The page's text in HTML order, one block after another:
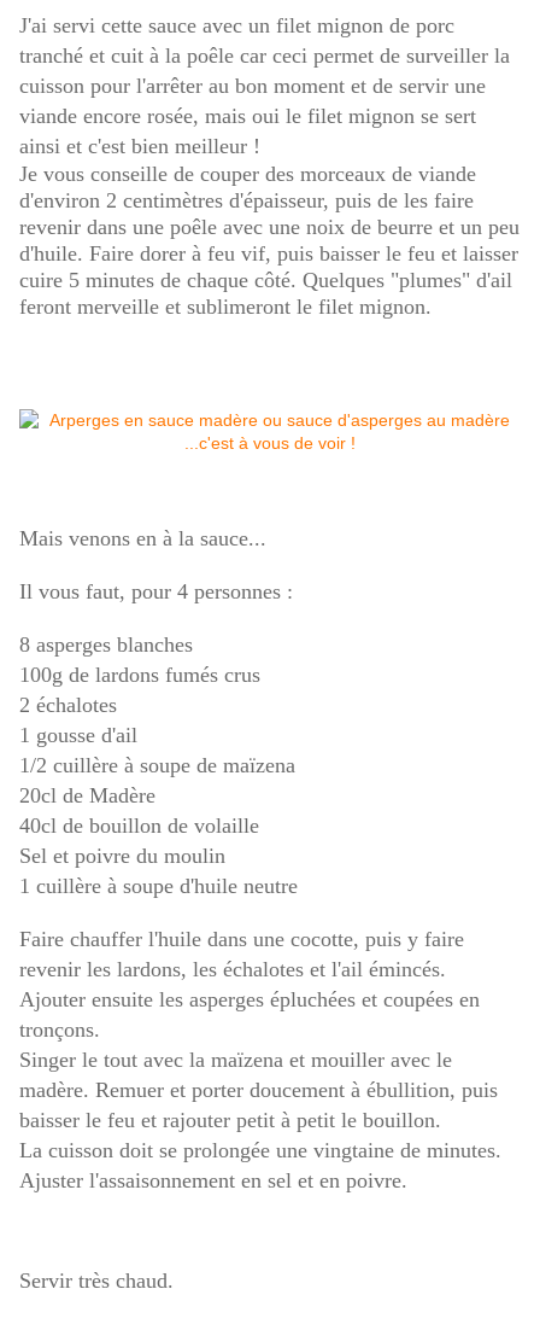
J'ai servi cette sauce avec un filet mignon de porc
tranché et cuit à la poêle car ceci permet de surveiller la
cuisson pour l'arrêter au bon moment et de servir une
viande encore rosée, mais oui le filet mignon se sert
ainsi et c'est bien meilleur !
Je vous conseille de couper des morceaux de viande
d'environ 2 centimètres d'épaisseur, puis de les faire
revenir dans une poêle avec une noix de beurre et un peu
d'huile. Faire dorer à feu vif, puis baisser le feu et laisser
cuire 5 minutes de chaque côté. Quelques "plumes" d'ail
feront merveille et sublimeront le filet mignon.
Mais venons en à la sauce...
Il vous faut, pour 4 personnes :
8 asperges blanches
100g de lardons fumés crus
2 échalotes
1 gousse d'ail
1/2 cuillère à soupe de maïzena
20cl de Madère
40cl de bouillon de volaille
Sel et poivre du moulin
1 cuillère à soupe d'huile neutre
Faire chauffer l'huile dans une cocotte, puis y faire
revenir les lardons, les échalotes et l'ail émincés.
Ajouter ensuite les asperges épluchées et coupées en
tronçons.
Singer le tout avec la maïzena et mouiller avec le
madère. Remuer et porter doucement à ébullition, puis
baisser le feu et rajouter petit à petit le bouillon.
La cuisson doit se prolongée une vingtaine de minutes.
Ajuster l'assaisonnement en sel et en poivre.
Servir très chaud.